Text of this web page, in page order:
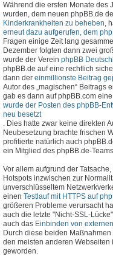
Während die ersten Monate des
wurden, dem neuen phpBB.de
Kinderkrankheiten zu beheben,
erneut dazu aufgerufen, dem
Fragen einige Zeit lang
Dezember folgten dann zwei
wurde der Verein phpBB
phpBB.de auf eine rechtlich
dann der einmillionste Beitrag
Autor des „magischen“ Beitrags
gab es dann auf phpBB.com
wurde der Posten des phpBB-
neu besetzt
. Dies hatte zwar keine direkten
Neubesetzung brachte frischen
profitierte natürlich auch
ein Mitglied des phpBB.de-
Vor allem aufgrund der
Hotspots inzwischen zur
unverschlüsseltem
einen Testlauf mit HTTPS auf
größeren Probleme verursacht
auch die letzte "Nicht-SSL-
auch das Einbinden von
Durch diese beiden
den meisten anderen
geworden.